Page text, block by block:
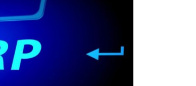
necesita implantar un ERP
Logistic ERP